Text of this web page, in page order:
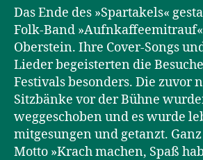
Das Ende des »Spartakels«
Folk-Band
Oberstein. Ihre Cover-Songs
Lieder begeisterten die
Festivals besonders. Die zuvor
Sitzbänke vor der Bühne
weggeschoben und es wurde
mitgesungen und getanzt.
Motto »Krach machen, Spaß